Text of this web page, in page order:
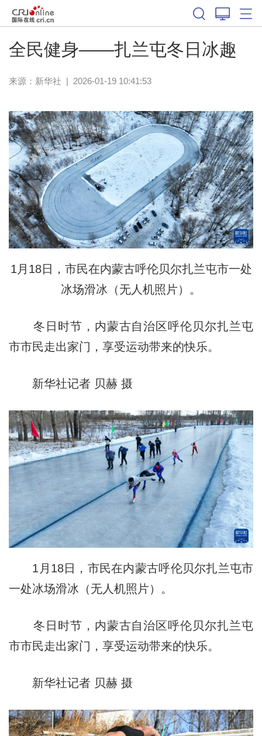
全民健身——扎兰屯冬日冰趣
来源：新华社 | 2026-01-19 10:41:53
1月18日，市民在内蒙古呼伦贝尔扎兰屯市一处
冰场滑冰（无人机照片）。
冬日时节，内蒙古自治区呼伦贝尔扎兰屯
市市民走出家门，享受运动带来的快乐。
新华社记者 贝赫 摄
1月18日，市民在内蒙古呼伦贝尔扎兰屯市
一处冰场滑冰（无人机照片）。
冬日时节，内蒙古自治区呼伦贝尔扎兰屯
市市民走出家门，享受运动带来的快乐。
新华社记者 贝赫 摄